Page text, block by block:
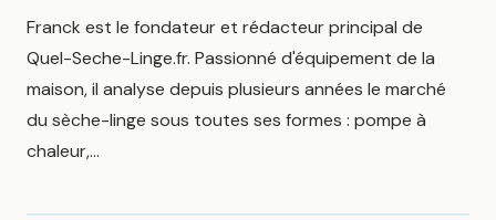
Franck est le fondateur et rédacteur principal de
Quel-Seche-Linge.fr. Passionné d'équipement de la
maison, il analyse depuis plusieurs années le marché
du sèche-linge sous toutes ses formes : pompe à
chaleur,...